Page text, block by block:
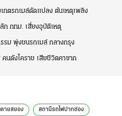
กตรถเมล์ดัดแปลง ต้นเหตุเพลิง
ก กทม. เสี่ยงอุบัติเหตุ
รม พุ่งชนรถเมล์ กลางกรุง
นดังโคราช เสียชีวิตคาซาก
ายสยอง สถานีรถไฟปากช่อง